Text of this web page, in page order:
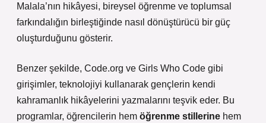
Malala’nın hikâyesi, bireysel öğrenme ve toplumsal
farkındalığın birleştiğinde nasıl dönüştürücü bir güç
oluşturduğunu gösterir.
Benzer şekilde, Code.org ve Girls Who Code gibi
girişimler, teknolojiyi kullanarak gençlerin kendi
kahramanlık hikâyelerini yazmalarını teşvik eder. Bu
programlar, öğrencilerin hem öğrenme stillerine hem